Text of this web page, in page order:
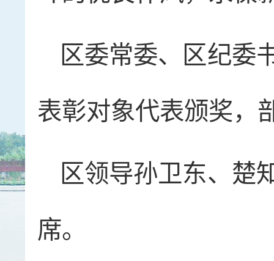
区委常委、区纪委
表彰对象代表颁奖，
区领导孙卫东、楚
席。